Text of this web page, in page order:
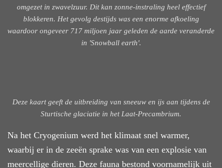
omgezet in zwavelzuur. Dit kan zonne-instraling heel effectief
blokkeren. Het gevolg destijds was een enorme afkoeling
waardoor ongeveer 717 miljoen jaar geleden de aarde veranderde
in 'Snowball earth'.
Deze kaart geeft de uitbreiding van sneeuw en ijs aan tijdens de
Sturtische glaciatie in het Laat-Precambrium.
Na het Cryogenium werd het klimaat snel warmer,
waarbij er in de zeeën sprake was van een explosie van
meercellige dieren. Deze fauna bestond voornamelijk uit